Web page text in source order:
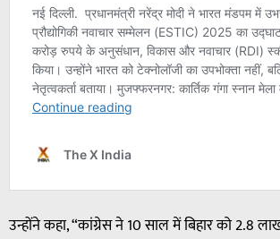
उन्होंने कहा, “कांग्रेस ने 10 साल में बिहार को 2.8